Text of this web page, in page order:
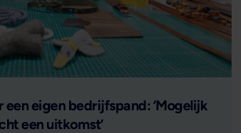
een eigen bedrijfspand: ‘Mogelijk
een uitkomst’